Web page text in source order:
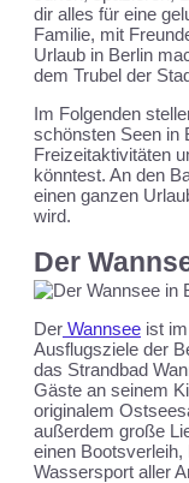
dir alles für eine
Familie, mit
Urlaub in Berlin
dem Trubel der
Im Folgenden
schönsten Seen in
Freizeitaktivitäten
könntest. An den
einen ganzen
wird.
Der
Der Wannsee ist
Ausflugsziele der
das Strandbad
Gäste an seinem
originalem
außerdem große
einen
Wassersport aller